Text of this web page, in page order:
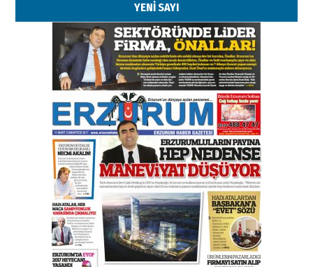
YENİ SAYI
Kenan GÜLERCİ
Murat Şahsuvaroğlu ERKON’da
çıtayı yukarı taşırken,
yönetimdekiler aşağı
çekmemeli!
17 Şubat 2026 SalıOrhan BOZKURT
Bir fotoğraf, bir şehir, bir
gazeteci… Dizginler kimin
elinde?
31 Mart 2026 Salı
A. Berhan Yılmaz
BİR BÖLÜM DEĞİL, BİR ÖMÜR
SEÇİYORSUNUZ… “NEDEN
ATATÜRK ÜNİVERSİTESİ?”
28 Temmuz 2026 Salı
Ahmet Gökhan YAZICI
Ahmed Yesevi’den bir Alperen…
”Reisimiz” idi… Hakka yürüdü.!
26 Mart 2026 Perşembe